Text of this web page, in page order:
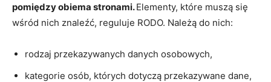
pomiędzy obiema stronami.Elementy, które muszą się
wśród nich znaleźć, reguluje RODO. Należą do nich:
rodzaj przekazywanych danych osobowych,
kategorie osób, których dotyczą przekazywane dane,